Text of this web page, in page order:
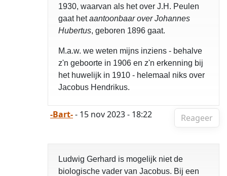
1930, waarvan als het over J.H. Peulen
gaat hetaantoonbaar over Johannes
Hubertus, geboren 1896 gaat.
M.a.w. we weten mijns inziens - behalve
z'n geboorte in 1906 en z'n erkenning bij
het huwelijk in 1910 - helemaal niks over
Jacobus Hendrikus.
Reageer
-Bart-- 15 nov 2023 - 18:22
Ludwig Gerhard is mogelijk niet de
biologische vader van Jacobus. Bij een